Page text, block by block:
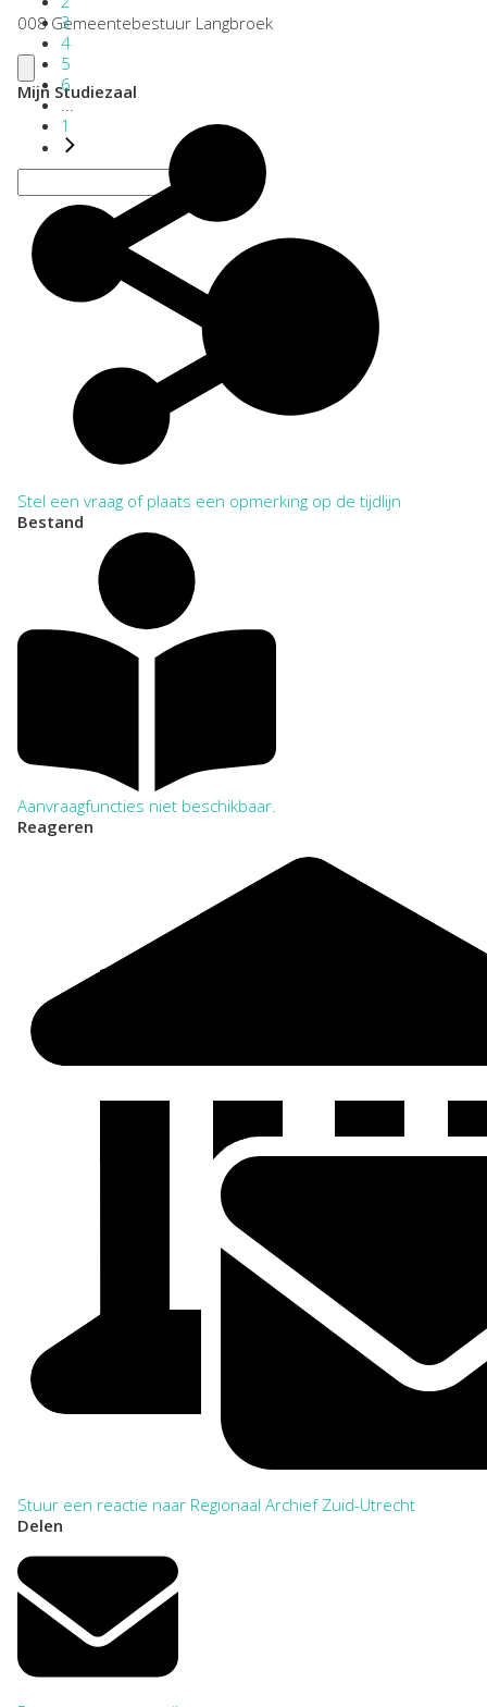
3
4
5
6
...
1
008 Gemeentebestuur Langbroek
Mijn Studiezaal
Stel een vraag of plaats een opmerking op de tijdlijn
Bestand
Aanvraagfuncties niet beschikbaar.
Reageren
Stuur een reactie naar Regionaal Archief Zuid-Utrecht
Delen